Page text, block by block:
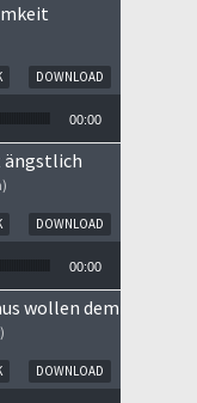
DOWNLOAD
00:00
ängstlich
DOWNLOAD
00:00
wollen dem HERRN
DOWNLOAD